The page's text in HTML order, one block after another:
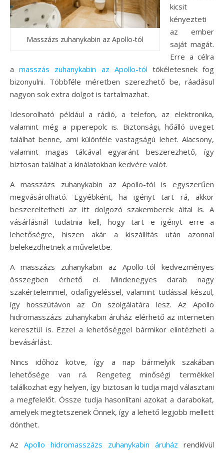
Masszázs zuhanykabin az Apollo-tól
kicsit
kényezteti
az ember
saját magát.
Erre a célra
amasszás zuhanykabin az Apollo-tól tökéletesnek fog
bizonyulni. Többféle méretben szerezhető be, ráadásul
nagyon sok extra dolgot is tartalmazhat.
Idesorolható például a rádió, a telefon, az elektronika,
valamint még a piperepolc is. Biztonsági, hőálló üveget
találhat benne, ami különféle vastagságú lehet. Alacsony,
valamint magas tálcával egyaránt beszerezhető, így
biztosan találhat a kínálatokban kedvére valót.
A masszázs zuhanykabin az Apollo-tól is egyszerűen
megvásárolható. Egyébként, ha igényt tart rá, akkor
beszereltetheti az itt dolgozó szakemberek által is. A
vásárlásnál tudatnia kell, hogy tart e igényt erre a
lehetőségre, hiszen akár a kiszállítás után azonnal
belekezdhetnek a műveletbe.
A masszázs zuhanykabin az Apollo-tól kedvezményes
összegben érhető el. Mindenegyes darab nagy
szakértelemmel, odafigyeléssel, valamint tudással készül,
így hosszútávon az Ön szolgálatára lesz. Az Apollo
hidromasszázs zuhanykabin áruház elérhető az interneten
keresztül is. Ezzel a lehetőséggel bármikor elintézheti a
bevásárlást.
Nincs időhöz kötve, így a nap bármelyik szakában
lehetősége van rá. Rengeteg minőségi termékkel
találkozhat egy helyen, így biztosan ki tudja majd választani
a megfelelőt. Össze tudja hasonlítani azokat a darabokat,
amelyek megtetszenek Önnek, így a lehető legjobb mellett
dönthet.
Az Apollo hidromasszázs zuhanykabin áruház rendkívül